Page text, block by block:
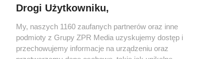
Drogi Użytkowniku,
My, naszych 1160 zaufanych partnerów oraz inne
podmioty z Grupy ZPR Media uzyskujemy dostęp i
przechowujemy informacje na urządzeniu oraz